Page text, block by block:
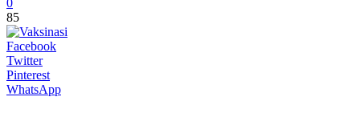
85
Facebook
Twitter
Pinterest
WhatsApp